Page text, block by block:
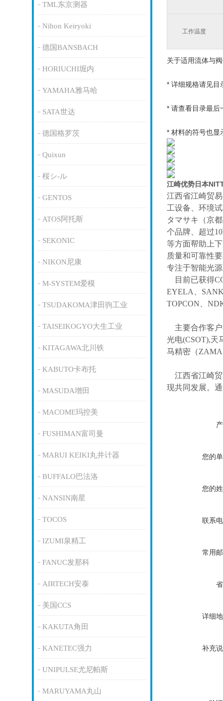
TML东京测器
Nihon Keiryoki
德国BANSBACH
HORIUCHI堀内
YAMAHA雅马哈
SATA世达
德国格罗茨
Quixun
桜シ-ル
GENTOS
ATOS阿托斯
SEKONIC
NIKON尼康
M-SYSTEM爱模
TSUDAKOMA津田驹工业
TAISEIKOGYO大生工业
KITAGAWA北川铁
KABUTO卡布托
MASUDA增田
MACOME玛控美
FUSHIMAN富司曼
MARUI KEIKI丸井计器
BUFFALO巴法洛
NANSIN南星
TOCOS
IZUMI泉精工
FANUC发那科
AIRTECH安泰
美国CCS
KAKUTA角田
KANETEC强力
UNIPULSE尤尼帕斯
MARUYAMA丸山
工作温度
关于适用流体与
* 详细规格请见目
* 请查看目录最后
* 材料的符号也显
江崎优势日本
江西省江崎贸
工设备、环境
タマサキ（京
个品牌、超过
等方面帮助上
质量和可靠性
专注于智能光
目前已获得
EYELA、
TOPCON、
主要合作客
光电(CSOT),天
马精密（
江西省江崎
现共同发展。
您的
您的
联系
常用
详细
补充